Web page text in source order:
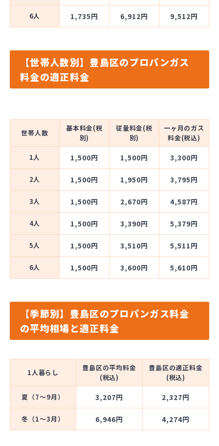
6人 1,735円 6,912円 9,512円
【世帯人数別】豊島区のプロパンガス
料金の適正料金
世帯人数
基本料金(税
別)
従量料金(税
別)
一ヶ月のガス
料金(税込)
1人 1,500円 1,500円 3,300円
2人 1,500円 1,950円 3,795円
3人 1,500円 2,670円 4,587円
4人 1,500円 3,390円 5,379円
5人 1,500円 3,510円 5,511円
6人 1,500円 3,600円 5,610円
【季節別】豊島区のプロパンガス料金
の平均相場と適正料金
1人暮らし
豊島区の平均料金
(税込)
豊島区の適正料金
(税込)
夏（7～9月） 3,207円 2,327円
冬（1～3月） 6,946円 4,274円